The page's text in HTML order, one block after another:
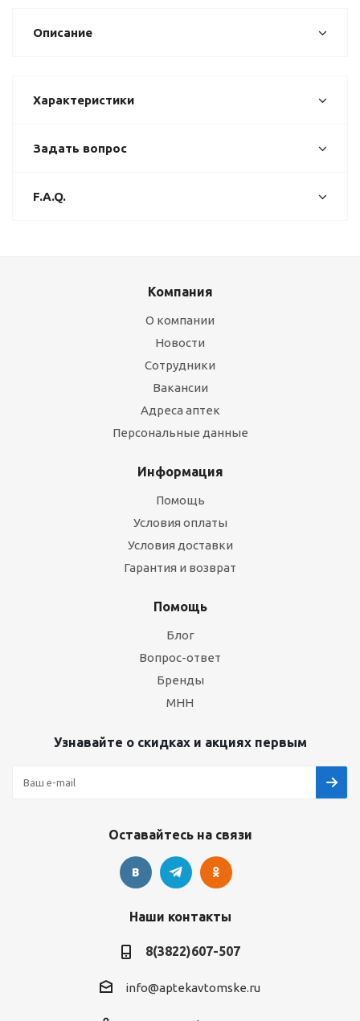
Описание
Характеристики
Задать вопрос
F.A.Q.
Компания
О компании
Новости
Сотрудники
Вакансии
Адреса аптек
Персональные данные
Информация
Помощь
Условия оплаты
Условия доставки
Гарантия и возврат
Помощь
Блог
Вопрос-ответ
Бренды
МНН
Узнавайте о скидках и акциях первым
Оставайтесь на связи
Наши контакты
8(3822)607-507
info@aptekavtomske.ru